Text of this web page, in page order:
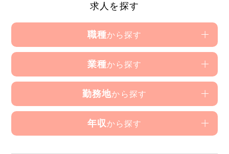
求人を探す
職種から探す
業種から探す
勤務地から探す
年収 から探す